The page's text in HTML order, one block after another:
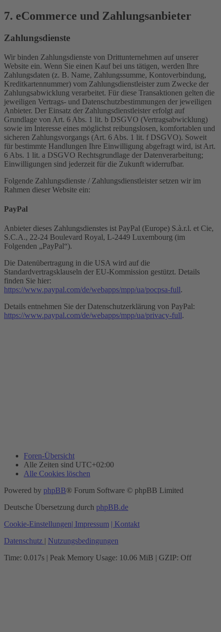
7. eCommerce und Zahlungs­anbieter
Zahlungsdienste
Wir binden Zahlungsdienste von Drittunternehmen auf unserer
Website ein. Wenn Sie einen Kauf bei uns tätigen, werden Ihre
Zahlungsdaten (z. B. Name, Zahlungssumme, Kontoverbindung,
Kreditkartennummer) vom Zahlungsdienstleister zum Zwecke der
Zahlungsabwicklung verarbeitet. Für diese Transaktionen gelten die
jeweiligen Vertrags- und Datenschutzbestimmungen der jeweiligen
Anbieter. Der Einsatz der Zahlungsdienstleister erfolgt auf
Grundlage von Art. 6 Abs. 1 lit. b DSGVO (Vertragsabwicklung)
sowie im Interesse eines möglichst reibungslosen, komfortablen und
sicheren Zahlungsvorgangs (Art. 6 Abs. 1 lit. f DSGVO). Soweit
für bestimmte Handlungen Ihre Einwilligung abgefragt wird, ist Art.
6 Abs. 1 lit. a DSGVO Rechtsgrundlage der Datenverarbeitung;
Einwilligungen sind jederzeit für die Zukunft widerrufbar.
Folgende Zahlungsdienste / Zahlungsdienstleister setzen wir im
Rahmen dieser Website ein:
PayPal
Anbieter dieses Zahlungsdienstes ist PayPal (Europe) S.à.r.l. et Cie,
S.C.A., 22-24 Boulevard Royal, L-2449 Luxembourg (im
Folgenden „PayPal“).
Die Datenübertragung in die USA wird auf die
Standardvertragsklauseln der EU-Kommission gestützt. Details
finden Sie hier:
https://www.paypal.com/de/webapps/mpp/ua/pocpsa-full.
Details entnehmen Sie der Datenschutzerklärung von PayPal:
https://www.paypal.com/de/webapps/mpp/ua/privacy-full.
Foren-Übersicht
Alle Zeiten sind UTC+02:00
Alle Cookies löschen
Powered by phpBB® Forum Software © phpBB Limited
Deutsche Übersetzung durch phpBB.de
Cookie-Einstellungen| Impressum | Kontakt
Datenschutz | Nutzungsbedingungen
Time: 0.017s | Peak Memory Usage: 10.06 MiB | GZIP: Off